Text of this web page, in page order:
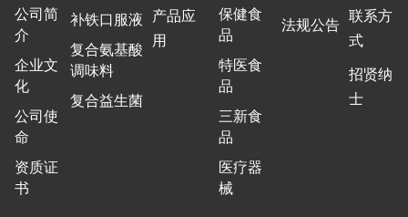
公司简
介
企业文
化
公司使
命
资质证
书
补铁口服液
复合氨基酸
调味料
复合益生菌
产品应
用
保健食
品
特医食
品
三新食
品
医疗器
械
法规公告
联系方
式
招贤纳
士